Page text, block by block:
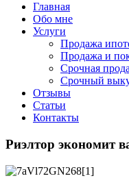
Главная
Обо мне
Услуги
Продажа
Продажа и
Срочная
Срочный
Отзывы
Статьи
Контакты
Риэлтор экономит